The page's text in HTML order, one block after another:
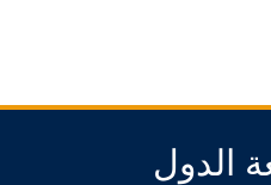
الدول